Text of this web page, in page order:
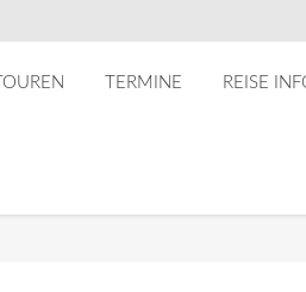
TOUREN TERMINE REISE